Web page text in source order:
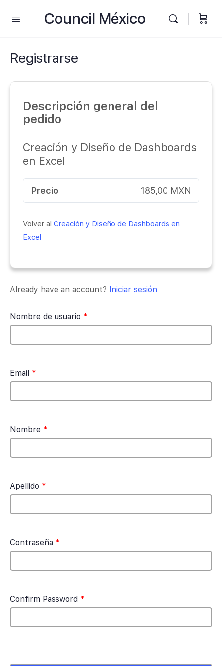
Council México
Registrarse
Descripción general del
pedido
Creación y Diseño de Dashboards
en Excel
Precio 185,00 MXN
Volver al Creación y Diseño de Dashboards en
Excel
Already have an account? Iniciar sesión
Nombre de usuario *
Email *
Nombre *
Apellido *
Contraseña *
Confirm Password *